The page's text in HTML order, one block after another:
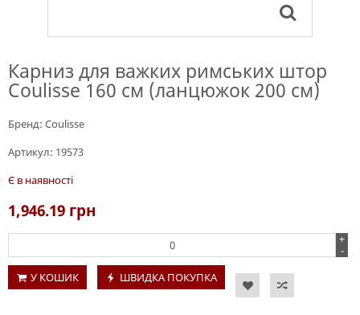
Карниз для важких римських штор
Coulisse 160 см (ланцюжок 200 см)
Бренд: Coulisse
Артикул: 19573
Є в наявності
1,946.19 грн
+
-
У КОШИК
ШВИДКА ПОКУПКА